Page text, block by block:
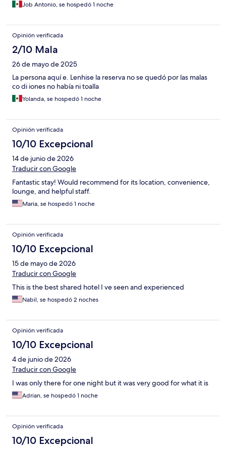
Job Antonio, se hospedó 1 noche
Opinión verificada
2/10 Mala
26 de mayo de 2025
La persona aquí e. Lenhise la reserva no se quedó por las malas
co di iones no había ni toalla
Yolanda, se hospedó 1 noche
Opinión verificada
10/10 Excepcional
14 de junio de 2026
Traducir con Google
Fantastic stay! Would recommend for its location, convenience,
lounge, and helpful staff.
Maria, se hospedó 1 noche
Opinión verificada
10/10 Excepcional
15 de mayo de 2026
Traducir con Google
This is the best shared hotel I ve seen and experienced
Nabil, se hospedó 2 noches
Opinión verificada
10/10 Excepcional
4 de junio de 2026
Traducir con Google
I was only there for one night but it was very good for what it is
Adrian, se hospedó 1 noche
Opinión verificada
10/10 Excepcional